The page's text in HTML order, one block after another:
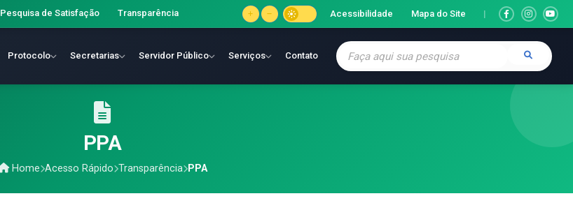
Pesquisa de Satisfação Transparência Acessibilidade Mapa do Site |
Protocolo Secretarias Servidor Público Serviços Contato
PPA
Home Acesso Rápido Transparência PPA